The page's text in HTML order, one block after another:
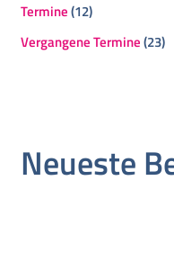
Termine(12)
Vergangene Termine(23)
Neueste